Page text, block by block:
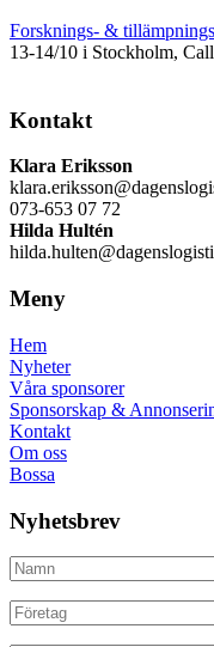
Forsknings- &
13-14/10 i Stockholm,
Kontakt
Klara Eriksson
073-653 07 72
Hilda Hultén
Meny
Hem
Nyheter
Våra sponsorer
Sponsorskap &
Kontakt
Om oss
Bossa
Nyhetsbrev